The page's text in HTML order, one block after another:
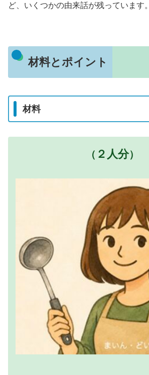
ど、いくつかの由来話が残っています。
材料とポイント
材料
（ ２人分）